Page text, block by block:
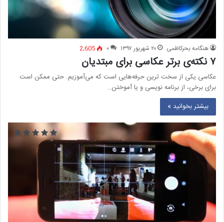
هنگامه بحرکاظمی ۲۰ شهریور ۱۳۹۷ ۰ 2,605
۷ نکته‌ی برتر عکاسی برای مبتديان
عکاسی یکی از سخت ترین حرفه‌هایی است که می‌آموزيم. حتی ممکن است
برای برخی، از برنامه نویسی و یا آموختن…
بیشتر بخوانید »